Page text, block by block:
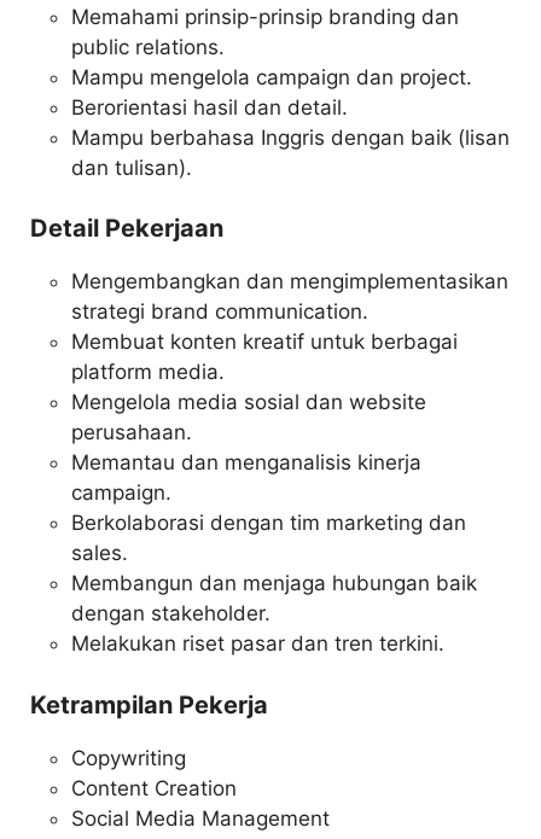
Memahami prinsip-prinsip branding dan
public relations.
Mampu mengelola campaign dan project.
Berorientasi hasil dan detail.
Mampu berbahasa Inggris dengan baik (lisan
dan tulisan).
Detail Pekerjaan
Mengembangkan dan mengimplementasikan
strategi brand communication.
Membuat konten kreatif untuk berbagai
platform media.
Mengelola media sosial dan website
perusahaan.
Memantau dan menganalisis kinerja
campaign.
Berkolaborasi dengan tim marketing dan
sales.
Membangun dan menjaga hubungan baik
dengan stakeholder.
Melakukan riset pasar dan tren terkini.
Ketrampilan Pekerja
Copywriting
Content Creation
Social Media Management